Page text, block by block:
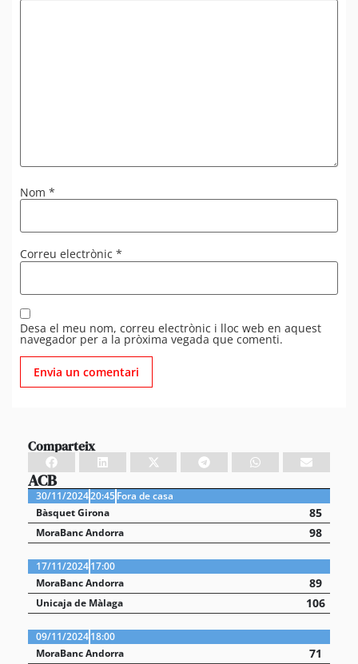
Nom *
Correu electrònic *
Desa el meu nom, correu electrònic i lloc web en aquest
navegador per a la pròxima vegada que comenti.
Comparteix
ACB
30/11/202420:45Fora de casa
Bàsquet Girona
85
MoraBanc Andorra 98
17/11/202417:00
MoraBanc Andorra
89
Unicaja de Màlaga 106
09/11/202418:00
MoraBanc Andorra
71